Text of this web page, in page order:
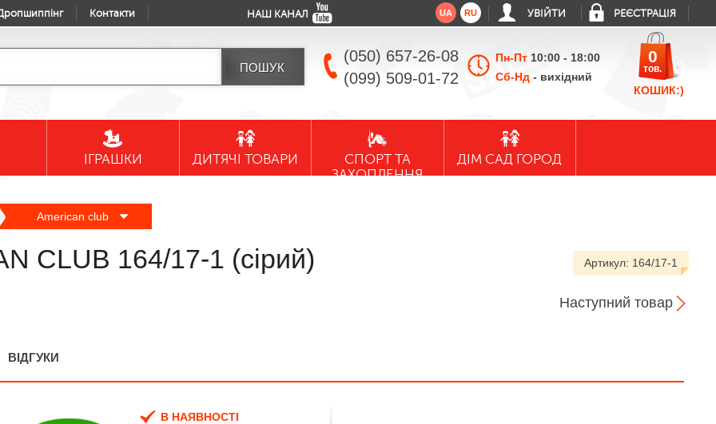
Контакти НАШ КАНАЛ UA RU УВІЙТИ РЕЄСТРАЦІЯ
(050) 657-26-08
(099) 509-01-72
Пн-Пт 10:00 - 18:00
Сб-Нд - вихідний
КОШИК:)
0
тов.
ІГРАШКИ ДИТЯЧІ ТОВАРИ
СПОРТ ТА
ЗАХОПЛЕННЯ
ДІМ САД ГОРОД
American club
CLUB 164/17-1 (сірий) Артикул: 164/17-1
Наступний товар
ВІДГУКИ
В НАЯВНОСТІ